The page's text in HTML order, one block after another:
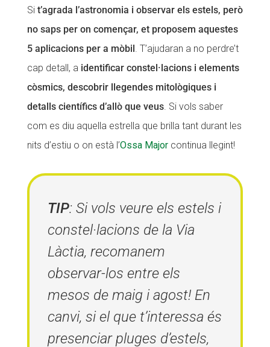
Si t’agrada l’astronomia i observar els estels, però
no saps per on començar, et proposem aquestes
5 aplicacions per a mòbil. T’ajudaran a no perdre’t
cap detall, aidentificar constel·lacions i elements
còsmics, descobrir llegendes mitològiques i
detalls científics d’allò que veus. Si vols saber
com es diu aquella estrella que brilla tant durant les
nits d’estiu o on està l’Ossa Majorcontinua llegint!
TIP: Si vols veure els estels i
constel·lacions de la Via
Làctia, recomanem
observar-los entre els
mesos de maig i agost! En
canvi, si el que t’interessa és
presenciar pluges d’estels,
Proposta educativa
ACTUALITAT
Notícies
Diari de la Fundació
Fundesplai als mitjans
Fes voluntariat
Fes un donatiu
Treballa amb nosaltres
Proposta educativa
ACTUALITAT
Notícies
Diari de la Fundació
Fundesplai als mitjans
Fes voluntariat
Fes un donatiu
Treballa amb nosaltres